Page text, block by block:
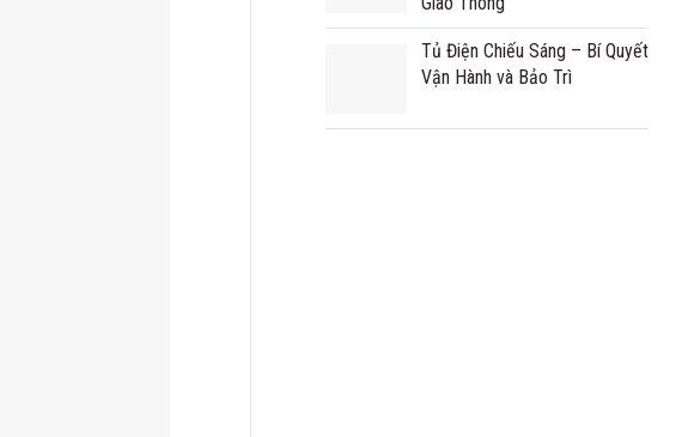
Tủ Điện Chiếu Sáng – Bí Quyết
Vận Hành và Bảo Trì